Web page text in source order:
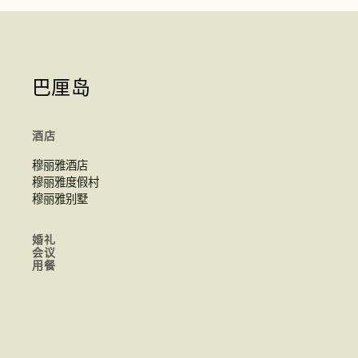
巴厘岛
酒店
穆丽雅酒店
穆丽雅度假村
穆丽雅别墅
婚礼
会议
用餐